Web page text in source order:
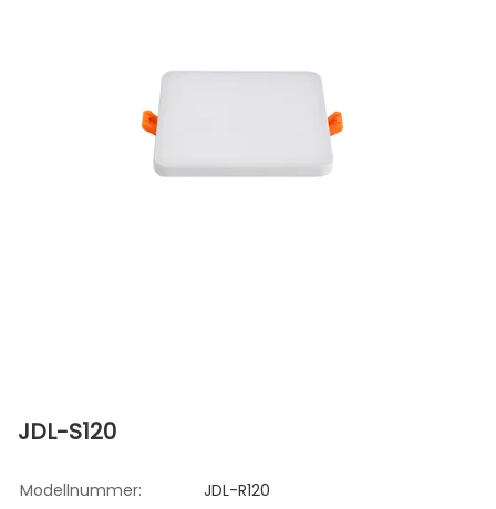
JDL-S120
Modellnummer: JDL-R120